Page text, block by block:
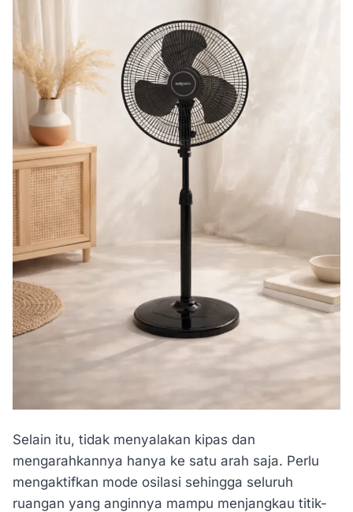
Selain itu, tidak menyalakan kipas dan
mengarahkannya hanya ke satu arah saja. Perlu
mengaktifkan mode osilasi sehingga seluruh
ruangan yang anginnya mampu menjangkau titik-